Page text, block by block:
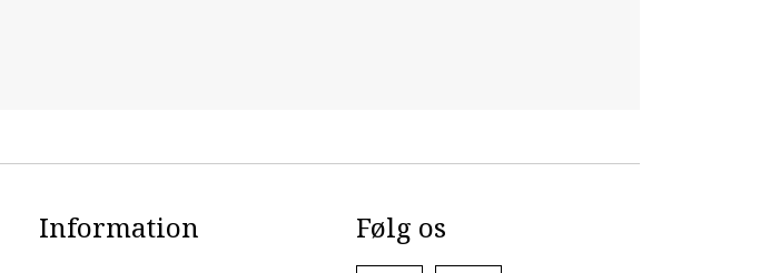
Information Følg os